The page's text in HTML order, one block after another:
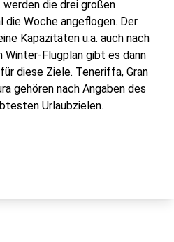
die drei großen
die Woche angeflogen. Der
Kapazitäten u.a. auch nach
Winter-Flugplan gibt es dann
diese Ziele. Teneriffa, Gran
gehören nach Angaben des
Urlaubzielen.